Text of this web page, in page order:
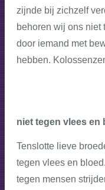
zijnde bij zichzelf
behoren wij ons niet
door iemand met
hebben.
niet tegen vlees en
Tenslotte lieve
tegen vlees en
tegen mensen